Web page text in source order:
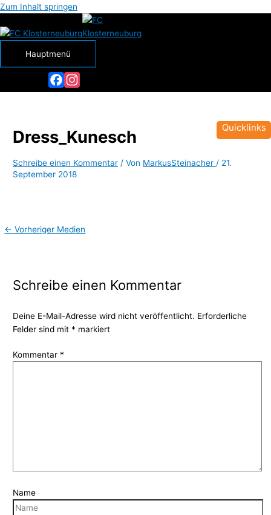
Zum Inhalt springen
Hauptmenü
Dress_Kunesch
Schreibe einen Kommentar / Von MarkusSteinacher / 21.
September 2018
← Vorheriger Medien
Schreibe einen Kommentar
Deine E-Mail-Adresse wird nicht veröffentlicht. Erforderliche
Felder sind mit * markiert
Kommentar *
Name
Quicklinks